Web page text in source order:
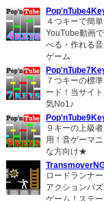
４つキーで簡単
YouTube動画
べる・作れる
ゲーム
７つキーの標
ード！当サイト
気No1♪
９キーの上級者
用！音ゲーマ
な方向け★
ロードランナ
アクションパ
ゲーム！ステ